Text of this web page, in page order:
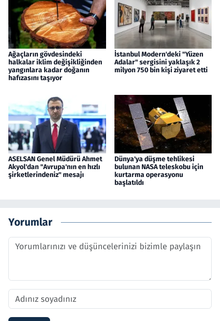
Ağaçların gövdesindeki
halkalar iklim değişikliğinden
yangınlara kadar doğanın
hafızasını taşıyor
İstanbul Modern'deki "Yüzen
Adalar" sergisini yaklaşık 2
milyon 750 bin kişi ziyaret etti
ASELSAN Genel Müdürü Ahmet
Akyol'dan "Avrupa'nın en hızlı
şirketlerindeniz" mesajı
Dünya'ya düşme tehlikesi
bulunan NASA teleskobu için
kurtarma operasyonu
başlatıldı
Yorumlar